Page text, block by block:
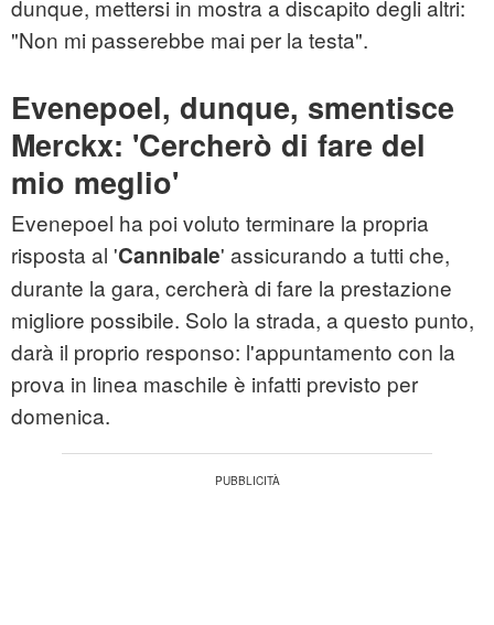
dunque, mettersi in mostra a discapito degli altri:
"Non mi passerebbe mai per la testa".
Evenepoel, dunque, smentisce
Merckx: 'Cercherò di fare del
mio meglio'
Evenepoel ha poi voluto terminare la propria
risposta al 'Cannibale' assicurando a tutti che,
durante la gara, cercherà di fare la prestazione
migliore possibile. Solo la strada, a questo punto,
darà il proprio responso: l'appuntamento con la
prova in linea maschile è infatti previsto per
domenica.